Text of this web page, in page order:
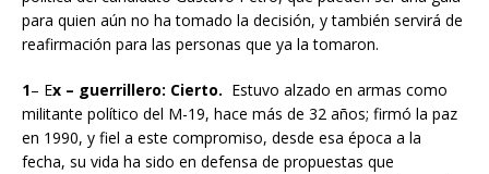
para quien aún no ha tomado la decisión, y también servirá de
reafirmación para las personas que ya la tomaron.
1– Ex – guerrillero: Cierto. Estuvo alzado en armas como
militante político del M-19, hace más de 32 años; firmó la paz
en 1990, y fiel a este compromiso, desde esa época a la
fecha, su vida ha sido en defensa de propuestas que